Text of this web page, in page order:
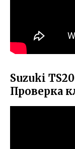
Suzuki
Проверка